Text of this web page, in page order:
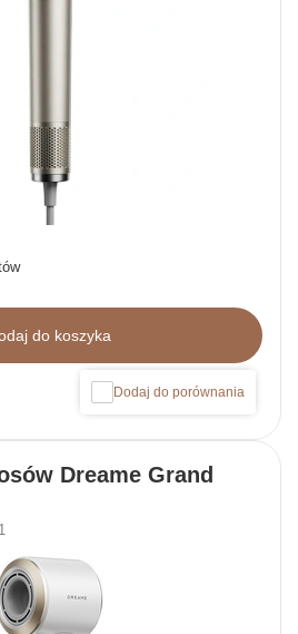
do koszyka
Dodaj do porównania
Dreame Grand